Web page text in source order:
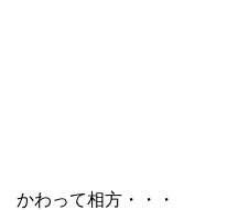
かわって相方・・・